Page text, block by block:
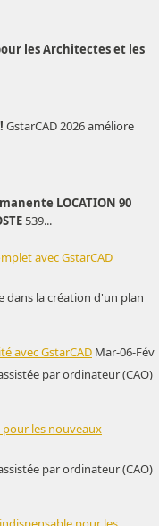
les Architectes et les
GstarCAD 2026 améliore
LOCATION 90
539...
avec GstarCAD
dans la création d'un plan
avec GstarCAD Mar-06-Fév
par ordinateur (CAO)
pour les nouveaux
par ordinateur (CAO)